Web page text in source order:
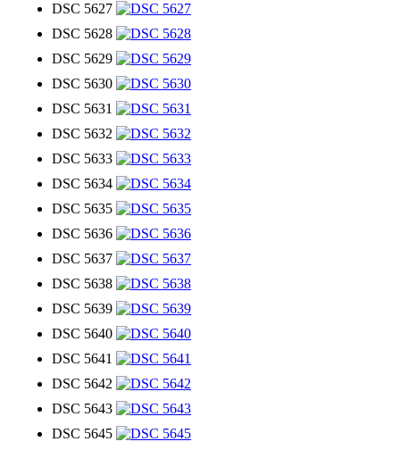
DSC 5627
DSC 5628
DSC 5629
DSC 5630
DSC 5631
DSC 5632
DSC 5633
DSC 5634
DSC 5635
DSC 5636
DSC 5637
DSC 5638
DSC 5639
DSC 5640
DSC 5641
DSC 5642
DSC 5643
DSC 5645